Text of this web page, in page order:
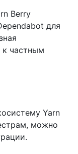
Berry
для
к частным
Yarn
можно